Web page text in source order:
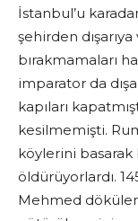
İstanbul’u
şehirden
bırakmamaları
imparator da
kapıları
kesilmemişti.
köylerini basarak
öldürüyorlardı.
Mehmed